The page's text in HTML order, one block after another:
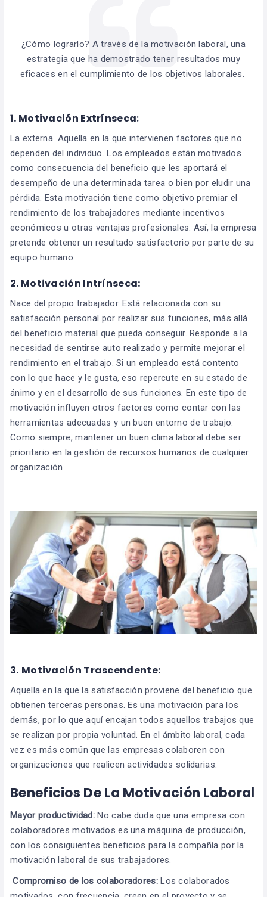
¿Cómo lograrlo? A través de la motivación laboral, una
estrategia que ha demostrado tener resultados muy
eficaces en el cumplimiento de los objetivos laborales.
1. Motivación Extrínseca:
La externa. Aquella en la que intervienen factores que no
dependen del individuo. Los empleados están motivados
como consecuencia del beneficio que les aportará el
desempeño de una determinada tarea o bien por eludir una
pérdida. Esta motivación tiene como objetivo premiar el
rendimiento de los trabajadores mediante incentivos
económicos u otras ventajas profesionales. Así, la empresa
pretende obtener un resultado satisfactorio por parte de su
equipo humano.
2. Motivación Intrínseca:
Nace del propio trabajador. Está relacionada con su
satisfacción personal por realizar sus funciones, más allá
del beneficio material que pueda conseguir. Responde a la
necesidad de sentirse auto realizado y permite mejorar el
rendimiento en el trabajo. Si un empleado está contento
con lo que hace y le gusta, eso repercute en su estado de
ánimo y en el desarrollo de sus funciones. En este tipo de
motivación influyen otros factores como contar con las
herramientas adecuadas y un buen entorno de trabajo.
Como siempre, mantener un buen clima laboral debe ser
prioritario en la gestión de recursos humanos de cualquier
organización.
3. Motivación Trascendente:
Aquella en la que la satisfacción proviene del beneficio que
obtienen terceras personas. Es una motivación para los
demás, por lo que aquí encajan todos aquellos trabajos que
se realizan por propia voluntad. En el ámbito laboral, cada
vez es más común que las empresas colaboren con
organizaciones que realicen actividades solidarias.
Beneficios De La Motivación Laboral
Mayor productividad:No cabe duda que una empresa con
colaboradores motivados es una máquina de producción,
con los consiguientes beneficios para la compañía por la
motivación laboral de sus trabajadores.
Compromiso de los colaboradores:Los colaborados